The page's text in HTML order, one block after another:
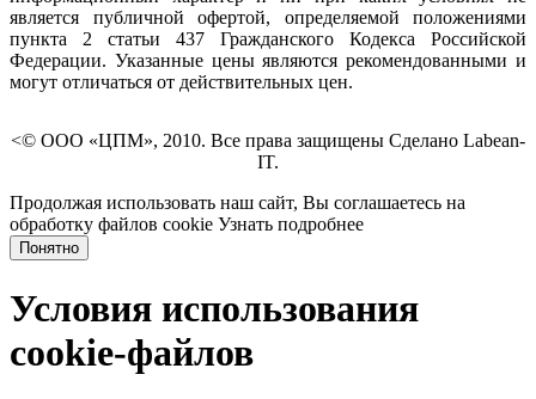
является публичной офертой, определяемой положениями
пункта 2 статьи 437 Гражданского Кодекса Российской
Федерации. Указанные цены являются рекомендованными и
могут отличаться от действительных цен.
<© ООО «ЦПМ», 2010. Все права защищены Сделано Labean-
IT.
Продолжая использовать наш сайт, Вы соглашаетесь на
обработку файлов cookie Узнать подробнее
Понятно
Условия использования
cookie-файлов